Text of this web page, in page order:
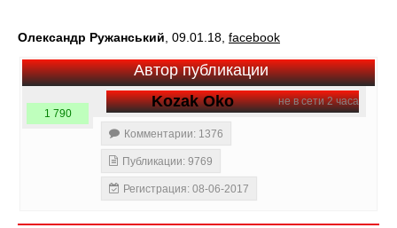
Олександр Ружанський, 09.01.18, facebook
Автор публикации
не в сети 2 часа
Kozak Oko
1 790
Комментарии: 1376
Публикации: 9769
Регистрация: 08-06-2017